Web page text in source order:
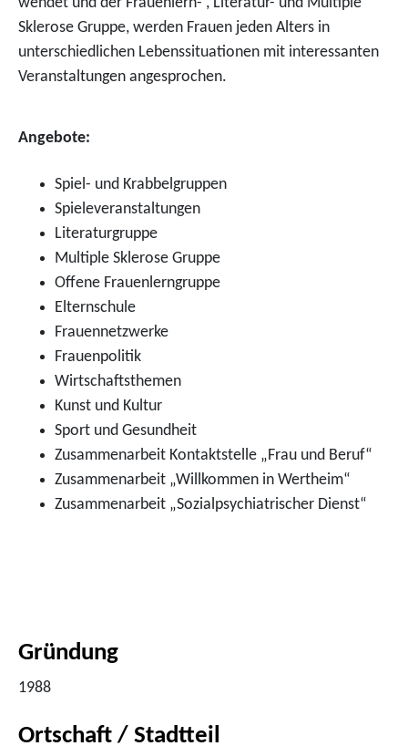
Sklerose Gruppe, werden Frauen jeden Alters in
unterschiedlichen Lebenssituationen mit interessanten
Veranstaltungen angesprochen.
Angebote:
Spiel- und Krabbelgruppen
Spieleveranstaltungen
Literaturgruppe
Multiple Sklerose Gruppe
Offene Frauenlerngruppe
Elternschule
Frauennetzwerke
Frauenpolitik
Wirtschaftsthemen
Kunst und Kultur
Sport und Gesundheit
Zusammenarbeit Kontaktstelle „Frau und Beruf“
Zusammenarbeit „Willkommen in Wertheim“
Zusammenarbeit „Sozialpsychiatrischer Dienst“
Gründung
1988
Ortschaft / Stadtteil